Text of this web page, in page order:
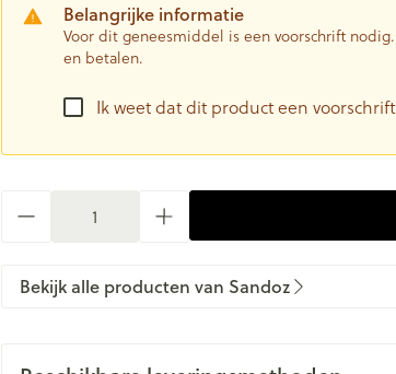
Belangrijke informatie
Voor dit geneesmiddel is een voorschrift
en betalen.
Ik weet dat dit product een
Bekijk alle producten van Sandoz